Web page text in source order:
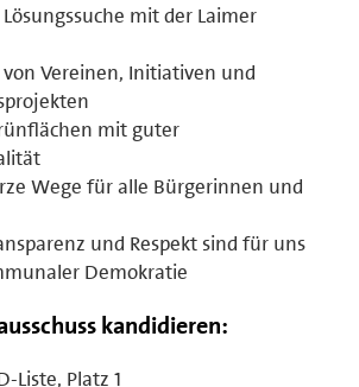
mit der Laimer
Vereinen, Initiativen und
mit guter
Wege für alle Bürgerinnen und
und Respekt sind für uns
Demokratie
kandidieren:
Liste, Platz 1